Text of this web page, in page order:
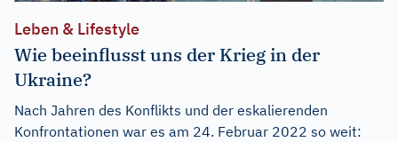
Leben & Lifestyle
Wie beeinflusst uns der Krieg in der
Ukraine?
Nach Jahren des Konflikts und der eskalierenden
Konfrontationen war es am 24. Februar 2022 so weit: